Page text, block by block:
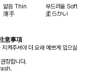
얇음 Thin
薄手
부드러움 Soft
柔らかい
意事項
켜주셔야 더 오래 예쁘게 입으실
장합니다.